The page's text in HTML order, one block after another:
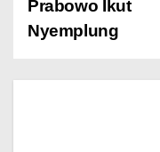
Prabowo Ikut
Nyemplung